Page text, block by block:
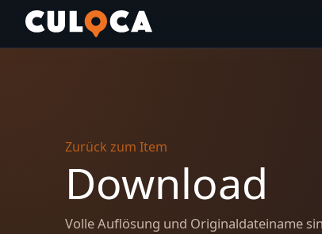
Zurück zum Item
Download
Volle Auflösung und Originaldateiname